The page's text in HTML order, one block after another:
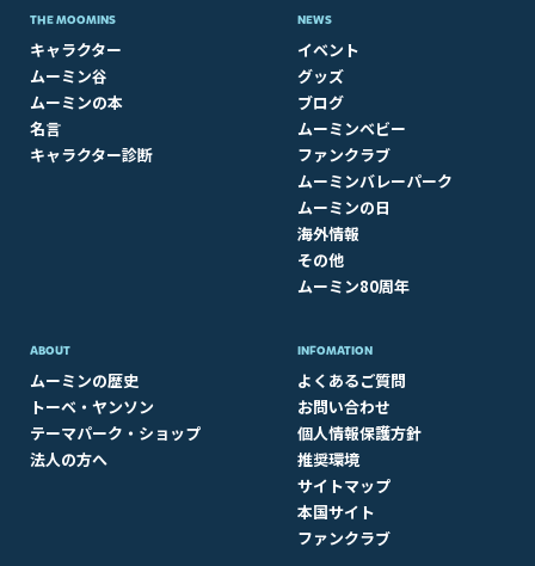
THE MOOMINS
キャラクター
ムーミン谷
ムーミンの本
名言
キャラクター診断
NEWS
イベント
グッズ
ブログ
ムーミンベビー
ファンクラブ
ムーミンバレーパーク
ムーミンの日
海外情報
その他
ムーミン80周年
ABOUT​
ムーミンの歴史
トーベ・ヤンソン
テーマパーク・ショップ
法人の方へ
INFOMATION
よくあるご質問
お問い合わせ
個人情報保護方針
推奨環境
サイトマップ
本国サイト
ファンクラブ